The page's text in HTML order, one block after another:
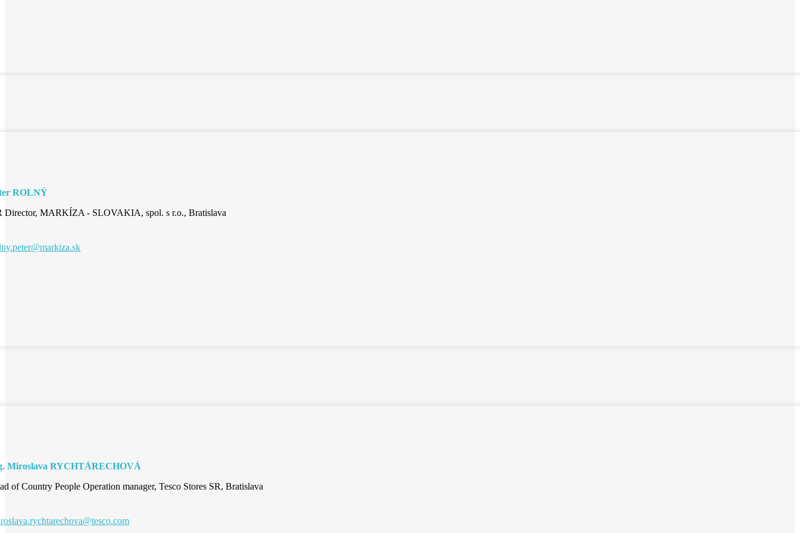
ROLNÝ
Director, MARKÍZA - SLOVAKIA, spol. s r.o., Bratislava
Miroslava RYCHTÁRECHOVÁ
of Country People Operation manager, Tesco Stores SR, Bratislava